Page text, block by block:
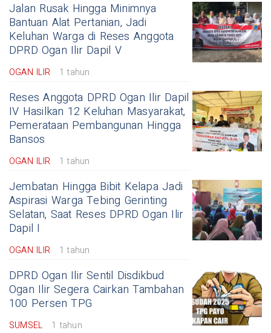
Jalan Rusak Hingga Minimnya
Bantuan Alat Pertanian, Jadi
Keluhan Warga di Reses Anggota
DPRD Ogan Ilir Dapil V
OGAN ILIR 1 tahun
Reses Anggota DPRD Ogan Ilir Dapil
IV Hasilkan 12 Keluhan Masyarakat,
Pemerataan Pembangunan Hingga
Bansos
OGAN ILIR 1 tahun
Jembatan Hingga Bibit Kelapa Jadi
Aspirasi Warga Tebing Gerinting
Selatan, Saat Reses DPRD Ogan Ilir
Dapil I
OGAN ILIR 1 tahun
DPRD Ogan Ilir Sentil Disdikbud
Ogan Ilir Segera Cairkan Tambahan
100 Persen TPG
SUMSEL 1 tahun